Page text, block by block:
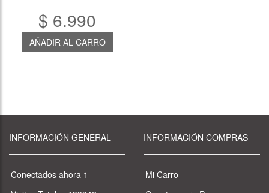
$ 6.990
AÑADIR AL CARRO
INFORMACIÓN GENERAL
Conectados ahora 1
INFORMACIÓN COMPRAS
Mi Carro